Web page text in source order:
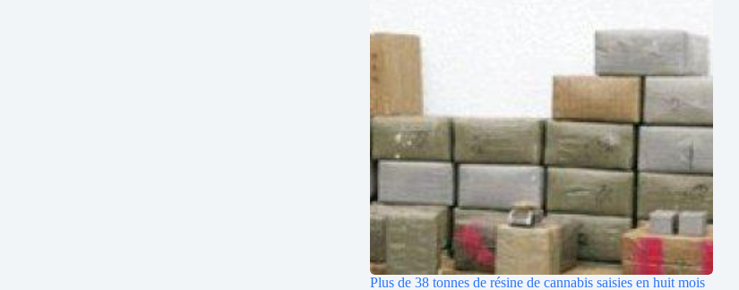
Plus de 38 tonnes de résine de cannabis saisies en huit mois